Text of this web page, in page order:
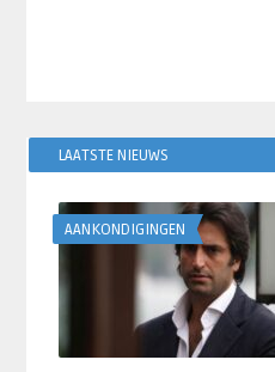
LAATSTE NIEUWS
AANKONDIGINGEN